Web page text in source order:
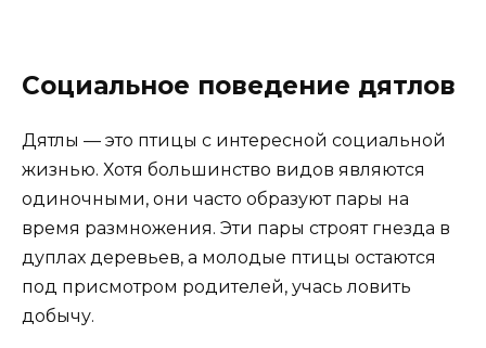
Социальное поведение дятлов
Дятлы — это птицы с интересной социальной
жизнью. Хотя большинство видов являются
одиночными, они часто образуют пары на
время размножения. Эти пары строят гнезда в
дуплах деревьев, а молодые птицы остаются
под присмотром родителей, учась ловить
добычу.